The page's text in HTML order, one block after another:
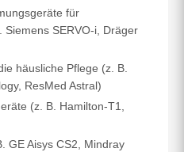
für
Siemens SERVO-i, Dräger
häusliche Pflege (z. B.
ResMed Astral)
(z. B. Hamilton-T1,
GE Aisys CS2, Mindray